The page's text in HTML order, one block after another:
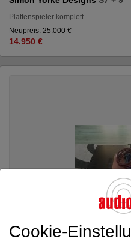
Plattenspieler komplett
Neupreis: 25.000 €
14.950 €
Cookie-